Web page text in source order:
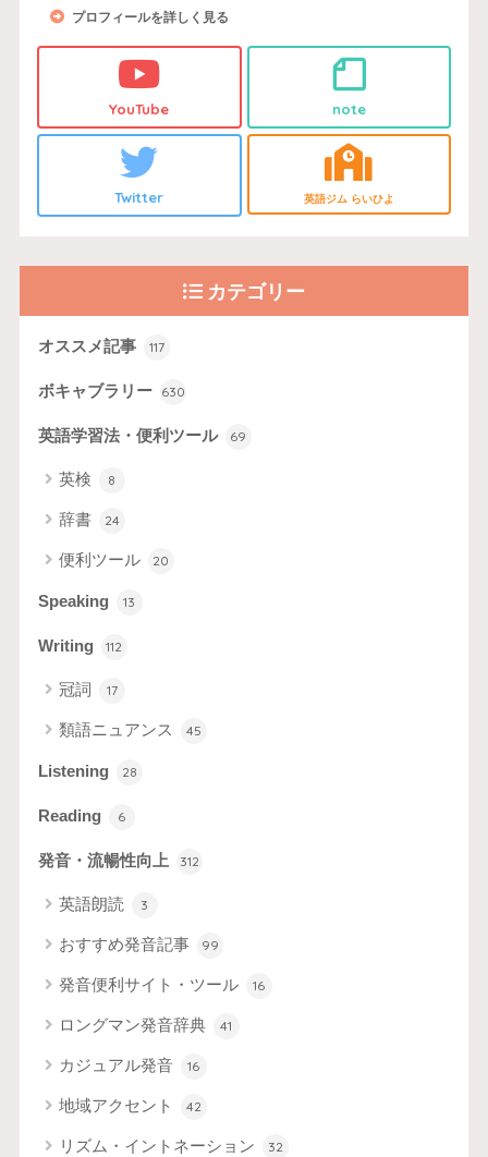
プロフィールを詳しく見る
YouTube note
Twitter 英語ジム らいひよ
カテゴリー
オススメ記事 117
ボキャブラリー 630
英語学習法・便利ツール 69
英検 8
辞書 24
便利ツール 20
Speaking 13
Writing 112
冠詞 17
類語ニュアンス 45
Listening 28
Reading 6
発音・流暢性向上 312
英語朗読 3
おすすめ発音記事 99
発音便利サイト・ツール 16
ロングマン発音辞典 41
カジュアル発音 16
地域アクセント 42
リズム・イントネーション 32